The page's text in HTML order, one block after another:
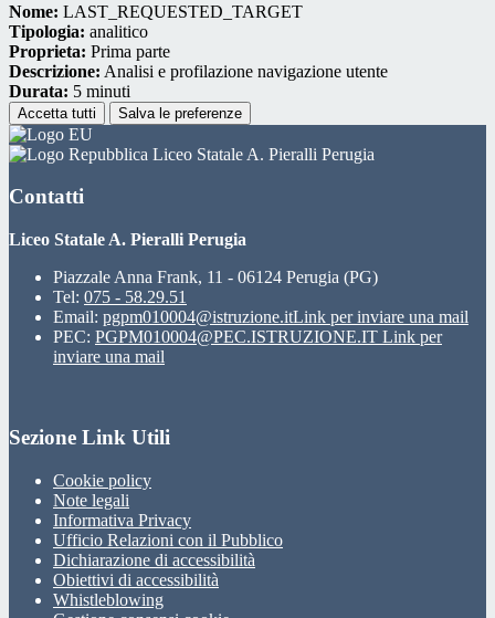
Nome: LAST_REQUESTED_TARGET
Tipologia: analitico
Proprieta: Prima parte
Descrizione: Analisi e profilazione navigazione utente
Durata: 5 minuti
Accetta tutti Salva le preferenze
Liceo Statale A. Pieralli Perugia
Contatti
Liceo Statale A. Pieralli Perugia
Piazzale Anna Frank, 11 - 06124 Perugia (PG)
Tel: 075 - 58.29.51
Email: pgpm010004@istruzione.itLink per inviare una mail
PEC: PGPM010004@PEC.ISTRUZIONE.IT Link per
inviare una mail
Sezione Link Utili
Cookie policy
Note legali
Informativa Privacy
Ufficio Relazioni con il Pubblico
Dichiarazione di accessibilità
Obiettivi di accessibilità
Whistleblowing